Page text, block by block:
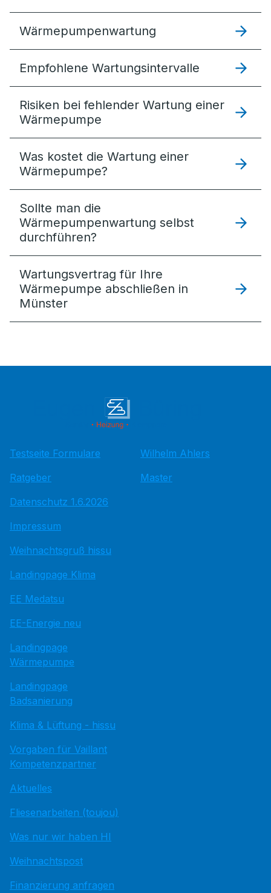
Wärmepumpenwartung
Empfohlene Wartungsintervalle
Risiken bei fehlender Wartung einer
Wärmepumpe
Was kostet die Wartung einer
Wärmepumpe?
Sollte man die
Wärmepumpenwartung selbst
durchführen?
Wartungsvertrag für Ihre
Wärmepumpe abschließen in
Münster
Testseite Formulare
Ratgeber
Datenschutz 1.6.2026
Impressum
Weihnachtsgruß hissu
Landingpage Klima
EE Medatsu
EE-Energie neu
Landingpage
Wärmepumpe
Landingpage
Badsanierung
Klima & Lüftung - hissu
Vorgaben für Vaillant
Kompetenzpartner
Aktuelles
Fliesenarbeiten (toujou)
Was nur wir haben HI
Weihnachtspost
Finanzierung anfragen
Wilhelm Ahlers
Master